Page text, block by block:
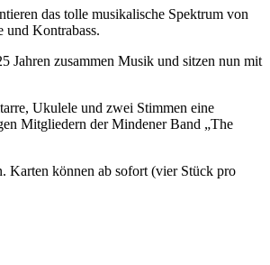
das tolle musikalische Spektrum von
und Kontrabass.
Jahren zusammen Musik und sitzen nun mit
Ukulele und zwei Stimmen eine
Mitgliedern der Mindener Band „The
Karten können ab sofort (vier Stück pro